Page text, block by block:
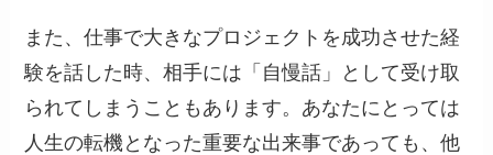
また、仕事で大きなプロジェクトを成功させた経
験を話した時、相手には「自慢話」として受け取
られてしまうこともあります。あなたにとっては
人生の転機となった重要な出来事であっても、他